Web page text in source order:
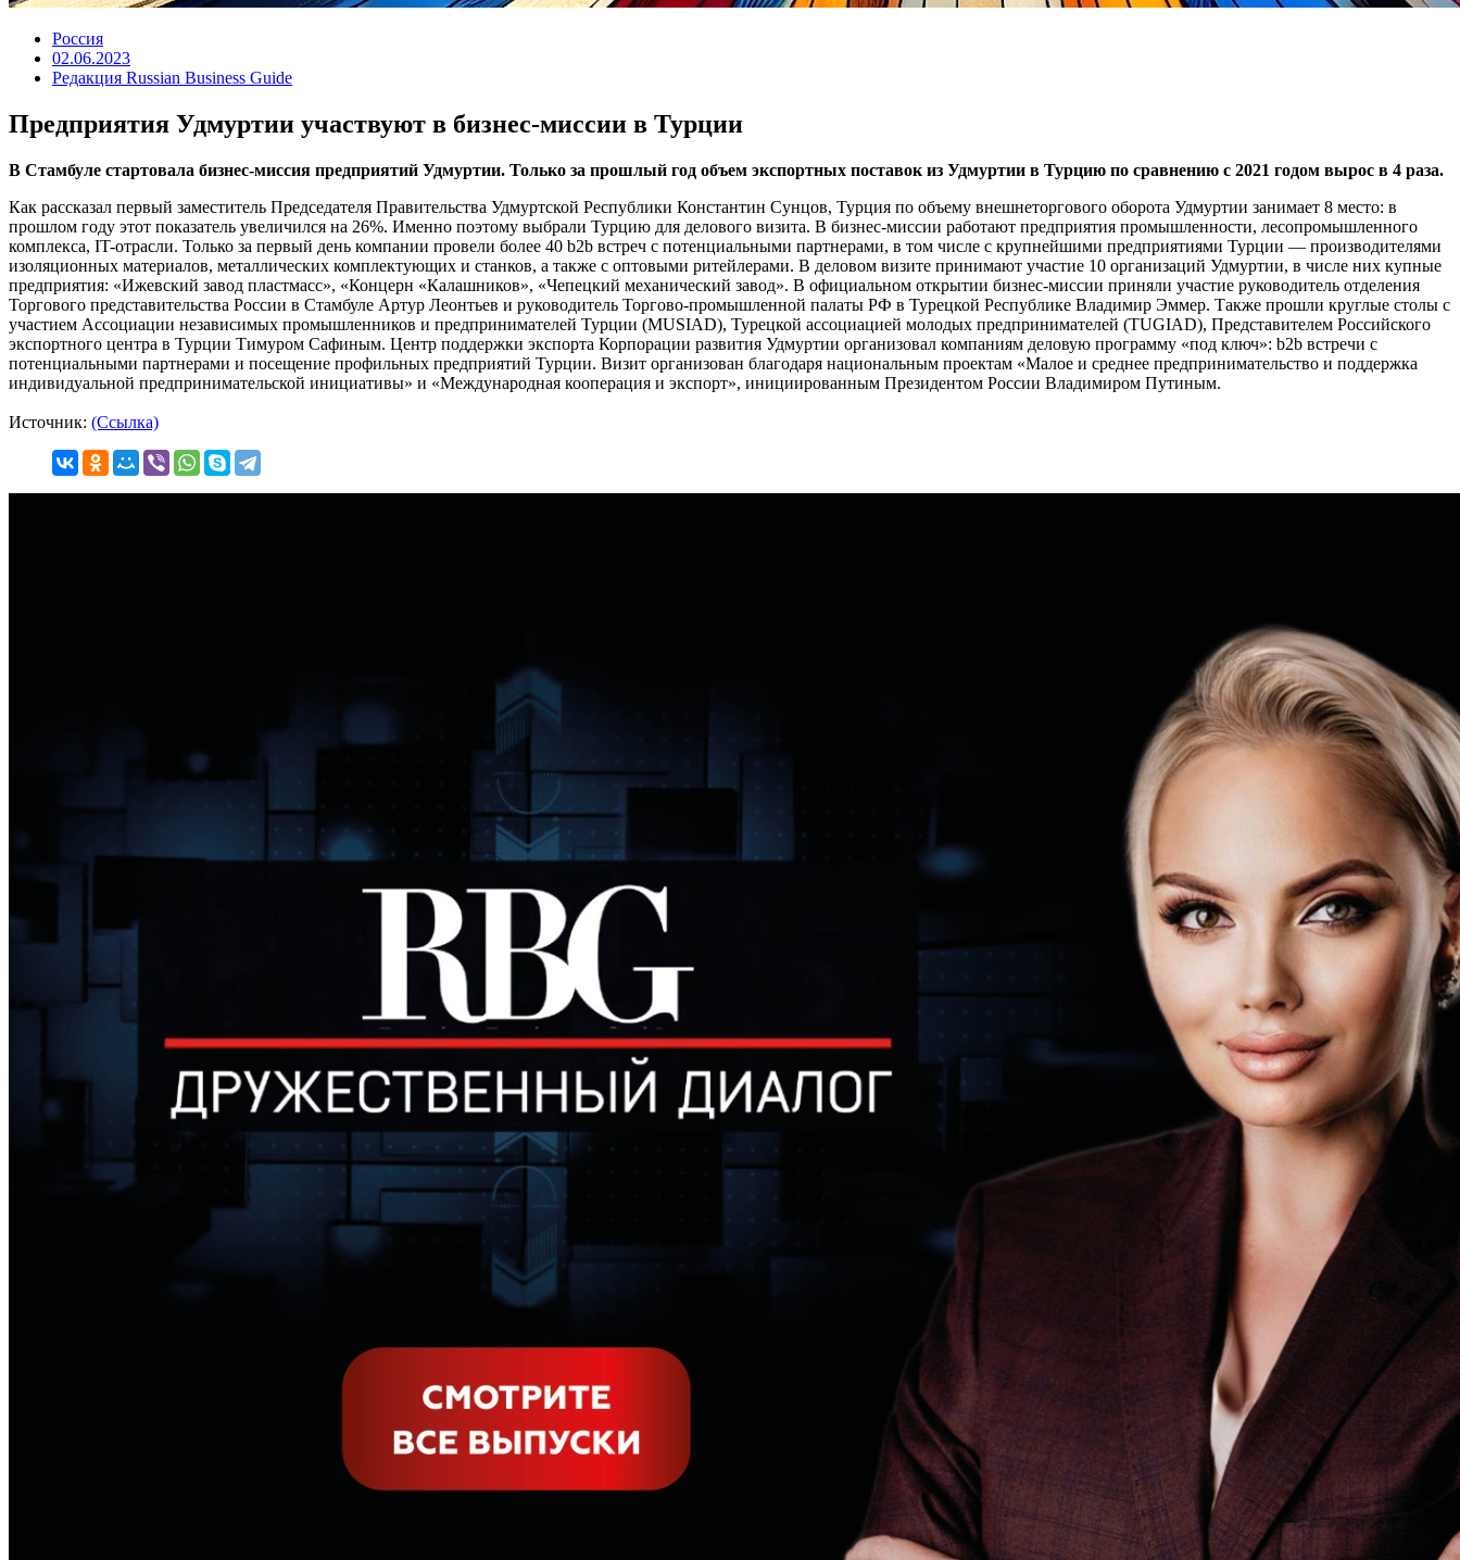
Россия
02.06.2023
Редакция Russian Business Guide
Предприятия Удмуртии участвуют в бизнес-миссии в Турции
В Стамбуле стартовала бизнес-миссия предприятий Удмуртии. Только за прошлый год объем экспортных поставок из Удмуртии в Турцию по сравнению с 2021 годом вырос в 4 раза.
Как рассказал первый заместитель Председателя Правительства Удмуртской Республики Константин Сунцов, Турция по объему внешнеторгового оборота Удмуртии занимает 8 место: в
прошлом году этот показатель увеличился на 26%. Именно поэтому выбрали Турцию для делового визита. В бизнес-миссии работают предприятия промышленности, лесопромышленного
комплекса, IT-отрасли. Только за первый день компании провели более 40 b2b встреч с потенциальными партнерами, в том числе с крупнейшими предприятиями Турции — производителями
изоляционных материалов, металлических комплектующих и станков, а также с оптовыми ритейлерами. В деловом визите принимают участие 10 организаций Удмуртии, в числе них купные
предприятия: «Ижевский завод пластмасс», «Концерн «Калашников», «Чепецкий механический завод». В официальном открытии бизнес-миссии приняли участие руководитель отделения
Торгового представительства России в Стамбуле Артур Леонтьев и руководитель Торгово-промышленной палаты РФ в Турецкой Республике Владимир Эммер. Также прошли круглые столы с
участием Ассоциации независимых промышленников и предпринимателей Турции (MUSIAD), Турецкой ассоциацией молодых предпринимателей (TUGIAD), Представителем Российского
экспортного центра в Турции Тимуром Сафиным. Центр поддержки экспорта Корпорации развития Удмуртии организовал компаниям деловую программу «под ключ»: b2b встречи с
потенциальными партнерами и посещение профильных предприятий Турции. Визит организован благодаря национальным проектам «Малое и среднее предпринимательство и поддержка
индивидуальной предпринимательской инициативы» и «Международная кооперация и экспорт», инициированным Президентом России Владимиром Путиным.
Источник: (Ссылка)